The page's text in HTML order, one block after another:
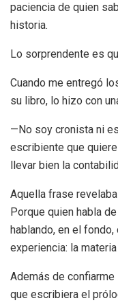
paciencia de quien
historia.
Lo sorprendente es
Cuando me entregó
su libro, lo hizo con
—No soy cronista ni
escribiente que
llevar bien la
Aquella frase
Porque quien habla
hablando, en el
experiencia: la
Además de
que escribiera el